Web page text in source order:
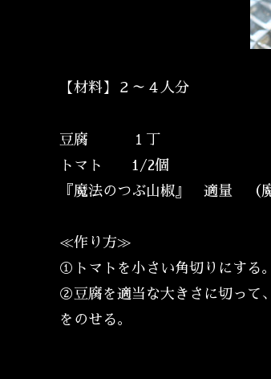
【材料】２～４人分
豆腐 １丁
トマト 1/2個
『魔法のつぶ山椒』 適量 （
≪作り方≫
①トマトを小さい角切りにする。
②豆腐を適当な大きさに切って
をのせる。